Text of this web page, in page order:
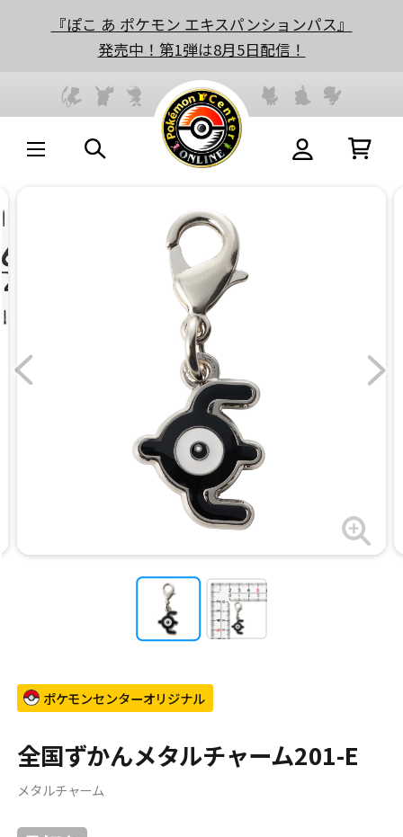
『ぽこ あ ポケモン エキスパンションパス』
発売中！第1弾は8月5日配信！
ポケモンセンターオリジナル
全国ずかんメタルチャーム201-E
メタルチャーム